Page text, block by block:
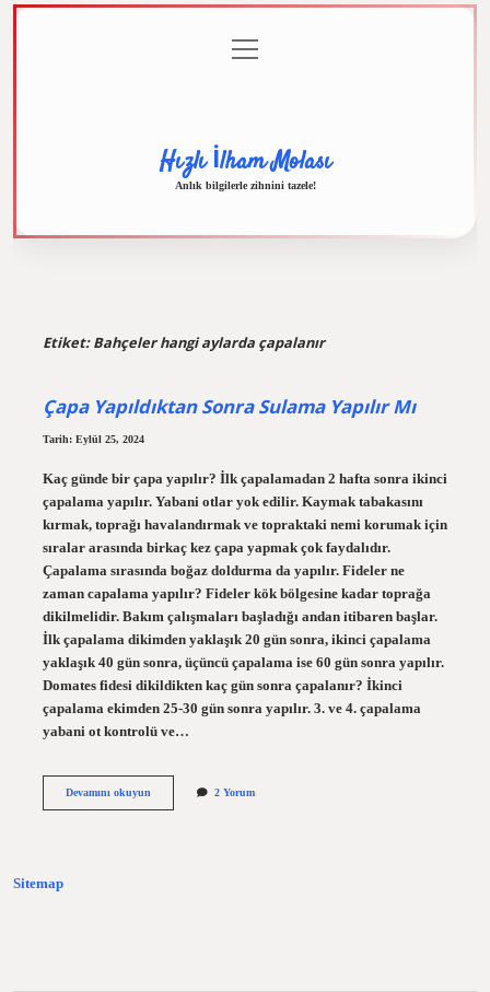
menüyü
aç
Hızlı İlham Molası
Anlık bilgilerle zihnini tazele!
Etiket:Bahçeler hangi aylarda çapalanır
Çapa Yapıldıktan Sonra Sulama Yapılır Mı
Tarih: Eylül 25, 2024
Kaç günde bir çapa yapılır? İlk çapalamadan 2 hafta sonra ikinci
çapalama yapılır. Yabani otlar yok edilir. Kaymak tabakasını
kırmak, toprağı havalandırmak ve topraktaki nemi korumak için
sıralar arasında birkaç kez çapa yapmak çok faydalıdır.
Çapalama sırasında boğaz doldurma da yapılır. Fideler ne
zaman capalama yapılır? Fideler kök bölgesine kadar toprağa
dikilmelidir. Bakım çalışmaları başladığı andan itibaren başlar.
İlk çapalama dikimden yaklaşık 20 gün sonra, ikinci çapalama
yaklaşık 40 gün sonra, üçüncü çapalama ise 60 gün sonra yapılır.
Domates fidesi dikildikten kaç gün sonra çapalanır? İkinci
çapalama ekimden 25-30 gün sonra yapılır. 3. ve 4. çapalama
yabani ot kontrolü ve…
Devamını okuyunÇapa
2 Yorum
Sitemap